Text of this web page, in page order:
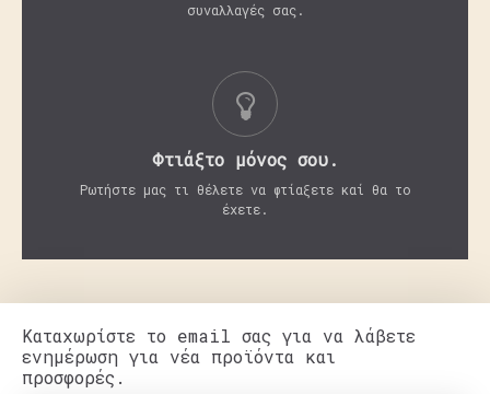
συναλλαγές σας.
Φτιάξτο μόνος σου.
Ρωτήστε μας τι θέλετε να φτίαξετε καί θα το
έχετε.
Καταχωρίστε το email σας για να λάβετε
ενημέρωση για νέα προϊόντα και
προσφορές.